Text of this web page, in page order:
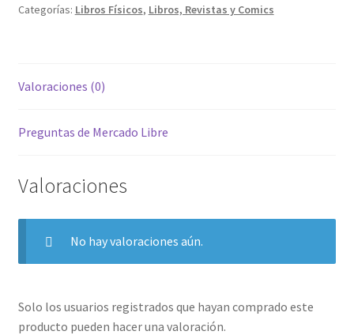
Categorías: Libros Físicos, Libros, Revistas y Comics
Valoraciones (0)
Preguntas de Mercado Libre
Valoraciones
No hay valoraciones aún.
Solo los usuarios registrados que hayan comprado este
producto pueden hacer una valoración.